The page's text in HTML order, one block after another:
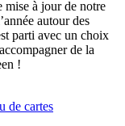
mise à jour de notre
autour des
parti avec un choix
de la
!
de cartes